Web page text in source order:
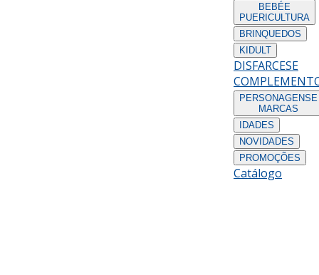
BEBÉE
PUERICULTURA
BRINQUEDOS
KIDULT
DISFARCESE
PERSONAGENS E
MARCAS
IDADES
NOVIDADES
PROMOÇÕES
Catálogo